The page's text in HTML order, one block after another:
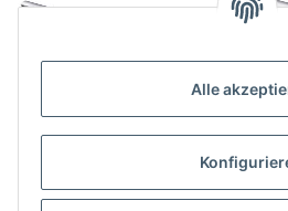
Alle
HETTICH Möbelgriff, BA